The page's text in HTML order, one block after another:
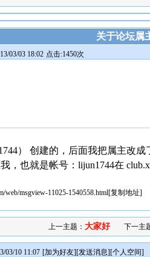
关于论坛属
03/03 18:02 点击:1450次
） 创建的，后面我把属主改
，也就是帐号：lijun1744在
web/msgview-11025-1540558.html[复制地址]
上一主题： 大家好 下一主
03/10 11:07 [加为好友][发送消息][个人空间]